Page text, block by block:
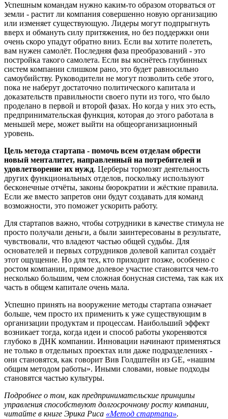
Успешным командам нужно каким-то образом оторваться от
земли - растит ли компания совершенно новую организацию
или изменяет существующую. Лидеры могут подпрыгнуть
вверх и обмануть силу притяжения, но без поддержки они
очень скоро упадут обратно вниз. Если вы хотите полететь,
вам нужен самолёт. Последняя фаза преобразований - это
постройка такого самолета. Если вы коснётесь глубинных
систем компании слишком рано, это будет равносильно
самоубийству. Руководители не могут позволить себе этого,
пока не наберут достаточно политического капитала и
доказательств правильности своего пути из того, что было
проделано в первой и второй фазах. Но когда у них это есть,
предпринимательская функция, которая до этого работала в
меньшей мере, может выйти на общеорганизационный
уровень.
Цель метода стартапа - помочь всем отделам обрести
новый менталитет, направленный на потребителей и
удовлетворение их нужд. Церберы тормозят деятельность
других функциональных отделов, поскольку используют
бесконечные отчёты, законы бюрократии и жёсткие правила.
Если же вместо запретов они будут создавать для команд
возможности, это поможет ускорить работу.
Для стартапов важно, чтобы сотрудники в качестве стимула не
просто получали деньги, а были заинтересованы в результате,
чувствовали, что владеют частью общей судьбы. Для
основателей и первых сотрудников долевой капитал создаёт
этот ощущение. Но для тех, кто приходит позже, особенно с
ростом компании, прямое долевое участие становится чем-то
несколько большим, чем сложная бонусная система, так как их
часть в общем капитале очень мала.
Успешно принять на вооружение методы стартапа означает
больше, чем просто их применить к уже существующим в
организации продуктам и процессам. Наибольший эффект
возникает тогда, когда идеи и способ работы укореняются
глубоко в ДНК компании. Инновации начинают применяться
не только в отдельных проектах или даже подразделениях -
они становятся, как говорит Вив Голдштейн из GE, «нашим
общим методом работы». Иными словами, новые подходы
становятся частью культуры.
Подробнее о том, как предпринимательские принципы
управления способствуют долгосрочному росту компании,
читайте в книге Эрика Риса «Метод стартапа».